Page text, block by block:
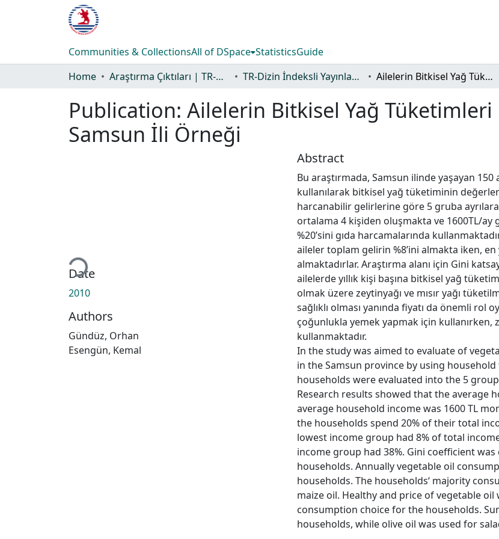
Communities & CollectionsAll of DSpace StatisticsGuide
Home
Araştırma Çıktıları | TR-Dizin | WoS | Scopus | PubMed TR-Dizin İndeksli Yayınlar Koleksiyonu Ailelerin Bitkisel Yağ Tüketimleri Üzerine Bir Araştırma: Samsun İli Örneği
Publication: Ailelerin Bitkisel Yağ Tüketimleri
Samsun İli Örneği
Loading...
Date
2010
Authors
Gündüz, Orhan
Esengün, Kemal
Abstract
Bu araştırmada, Samsun ilinde yaşayan
kullanılarak bitkisel yağ tüketiminin
harcanabilir gelirlerine göre 5 gruba
ortalama 4 kişiden oluşmakta ve 1600TL/ay
%20’sini gıda harcamalarında
aileler toplam gelirin %8’ini almakta iken,
almaktadırlar. Araştırma alanı için Gini
ailelerde yıllık kişi başına bitkisel yağ
olmak üzere zeytinyağı ve mısır yağı
sağlıklı olması yanında fiyatı da önemli rol
çoğunlukla yemek yapmak için kullanırken,
kullanmaktadır.
In the study was aimed to evaluate of
in the Samsun province by using
households were evaluated into the 5
Research results showed that the average
average household income was 1600 TL
the households spend 20% of their total
lowest income group had 8% of total
income group had 38%. Gini coefficient
households. Annually vegetable oil
households. The households‘ majority
maize oil. Healthy and price of vegetable
consumption choice for the households.
households, while olive oil was used for